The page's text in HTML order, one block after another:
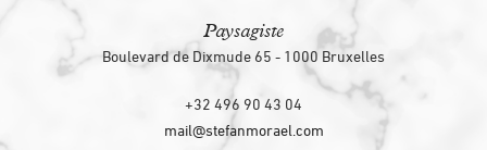
Paysagiste
Boulevard de Dixmude 65 - 1000 Bruxelles
+32 496 90 43 04
mail@stefanmorael.com